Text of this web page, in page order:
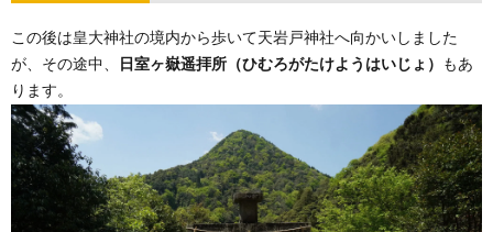
この後は皇大神社の境内から歩いて天岩戸神社へ向かいしました
が、その途中、
日室ヶ嶽遥拝所（ひむろがたけようはいじょ）
もあ
ります。